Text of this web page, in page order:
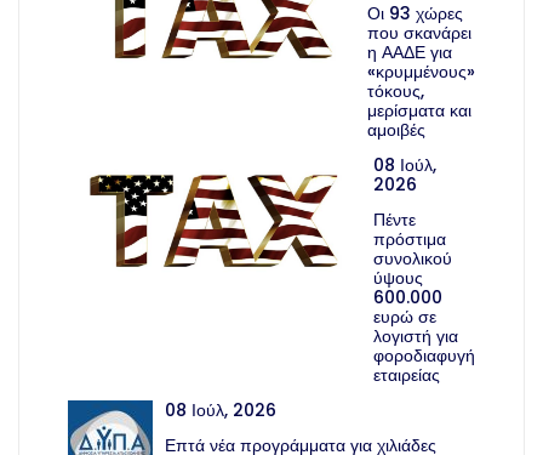
Οι 93 χώρες
που σκανάρει
η ΑΑΔΕ για
«κρυμμένους»
τόκους,
μερίσματα και
αμοιβές
08 Ιούλ,
2026
Πέντε
πρόστιμα
συνολικού
ύψους
600.000
ευρώ σε
λογιστή για
φοροδιαφυγή
εταιρείας
08 Ιούλ, 2026
Επτά νέα προγράμματα για χιλιάδες